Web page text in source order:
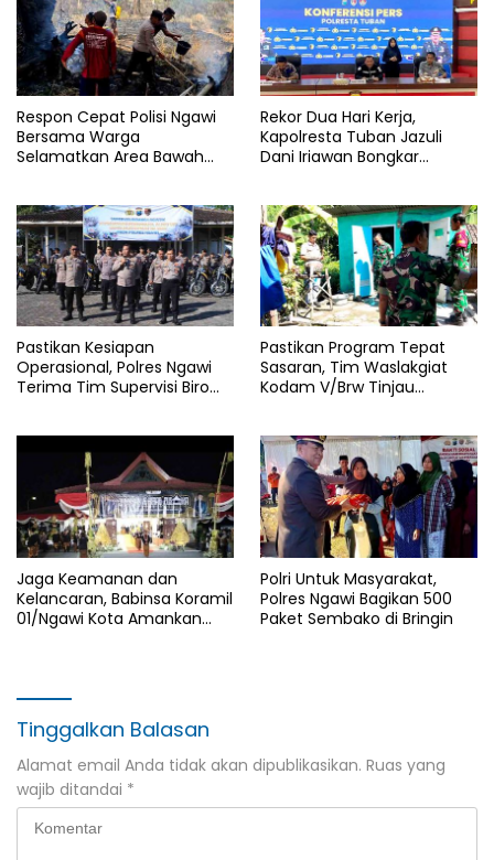
Respon Cepat Polisi Ngawi
Bersama Warga
Selamatkan Area Bawah
Rekor Dua Hari Kerja,
Kapolresta Tuban Jazuli
Dani Iriawan Bongkar
Pastikan Kesiapan
Operasional, Polres Ngawi
Terima Tim Supervisi Biro
Pastikan Program Tepat
Sasaran, Tim Waslakgiat
Kodam V/Brw Tinjau
Jaga Keamanan dan
Kelancaran, Babinsa Koramil
01/Ngawi Kota Amankan
Polri Untuk Masyarakat,
Polres Ngawi Bagikan 500
Paket Sembako di Bringin
Tinggalkan Balasan
Alamat email Anda tidak akan dipublikasikan. Ruas yang
wajib ditandai *